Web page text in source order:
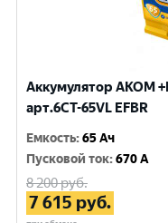
Аккумулятор AKOM
арт.6CT-65VL EFBR
Емкость:65 Ач
Пусковой ток:670 A
8 200руб.
7 615 руб.